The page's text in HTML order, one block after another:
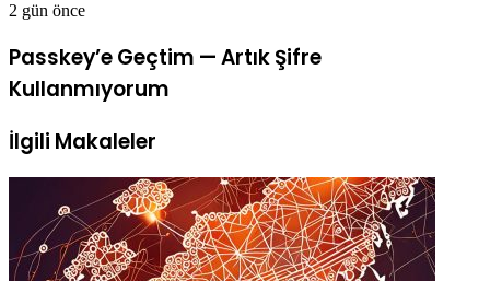
2 gün önce
Passkey’e Geçtim — Artık Şifre
Kullanmıyorum
İlgili Makaleler